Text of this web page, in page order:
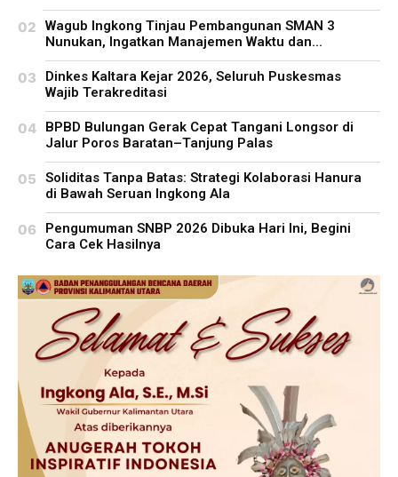
Wagub Ingkong Tinjau Pembangunan SMAN 3
Nunukan, Ingatkan Manajemen Waktu dan...
Dinkes Kaltara Kejar 2026, Seluruh Puskesmas
Wajib Terakreditasi
BPBD Bulungan Gerak Cepat Tangani Longsor di
Jalur Poros Baratan–Tanjung Palas
Soliditas Tanpa Batas: Strategi Kolaborasi Hanura
di Bawah Seruan Ingkong Ala
Pengumuman SNBP 2026 Dibuka Hari Ini, Begini
Cara Cek Hasilnya